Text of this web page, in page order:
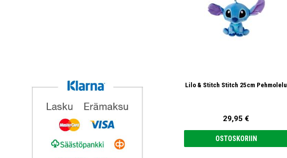
Lilo & Stitch Stitch 25cm Pehmolelu
29,95 €
OSTOSKORIIN